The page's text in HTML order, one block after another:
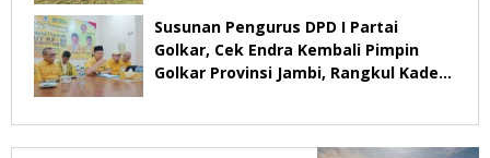
Susunan Pengurus DPD I Partai
Golkar, Cek Endra Kembali Pimpin
Golkar Provinsi Jambi, Rangkul Kader